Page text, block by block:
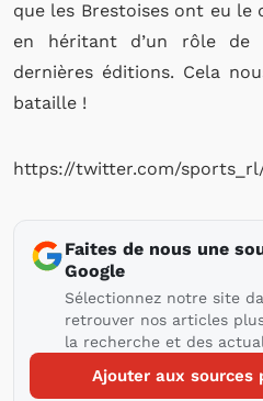
que les Brestoises ont eu le
en héritant d’un rôle de
dernières éditions. Cela
bataille !
https://twitter.com/sports_rl/
Faites de nous une
Google
Sélectionnez notre site
retrouver nos articles
la recherche et des
Ajouter aux sources